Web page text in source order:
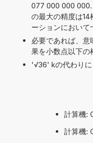
077 000 000 000.
の最大の精度は
ーションにおいて
必要であれば、
果を小数点以下の
'√36' kの代わりに
計算機:
計算機: